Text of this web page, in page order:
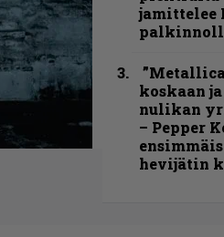
jamittelee
koskaan
nulikan
– Pepper
hevijätin